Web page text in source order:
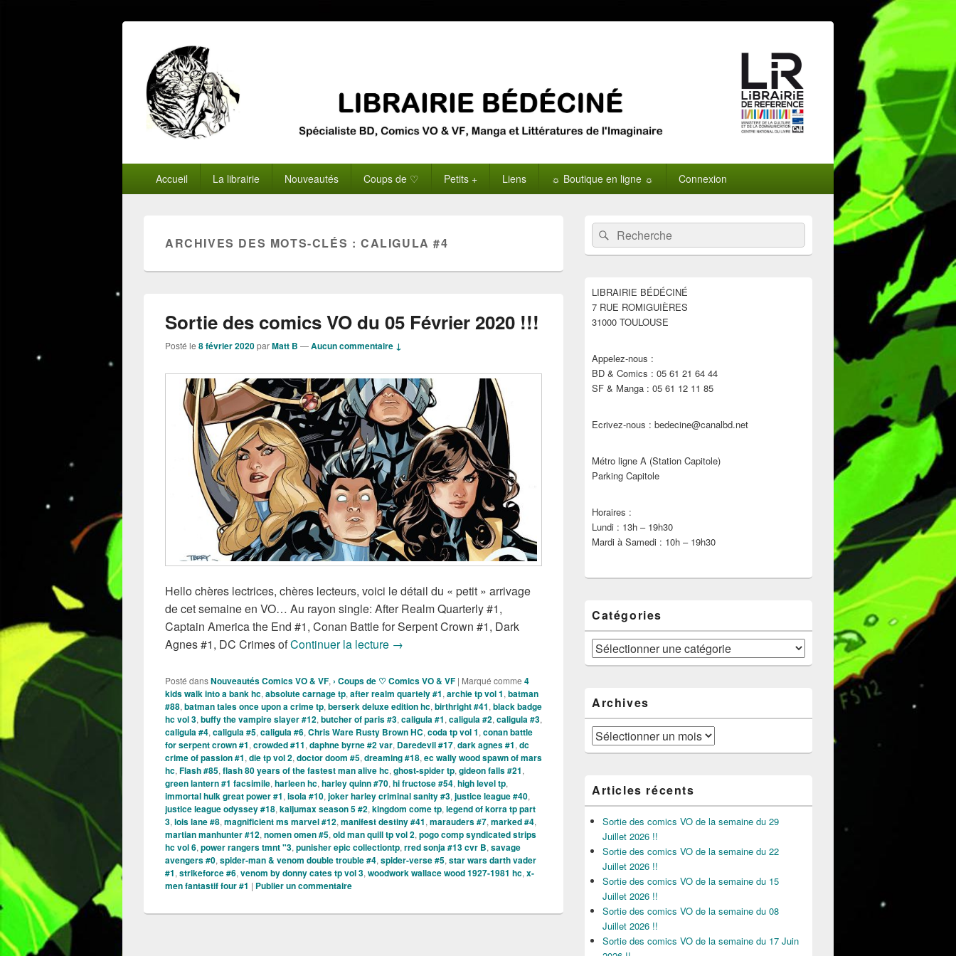
principalAccueil La librairie Nouveautés Coups de ♡ Petits + Liens ☼ Boutique en ligne ☼ Connexion
ARCHIVES DES MOTS-CLÉS :CALIGULA #4
Sortie des comics VO du 05 Février 2020 !!!
Posté le 8 février 2020parMatt B —Aucun commentaire ↓
Hello chères lectrices, chères lecteurs, voici le détail du « petit » arrivage
de cet semaine en VO… Au rayon single: After Realm Quarterly #1,
Captain America the End #1, Conan Battle for Serpent Crown #1, Dark
Agnes #1, DC Crimes ofContinuer la lecture Sortie des comics VO du 05 Février 2020 !!!
→
Posté dansNouveautés Comics VO & VF, › Coups de ♡ Comics VO & VF | Marqué comme 4
kids walk into a bank hc, absolute carnage tp, after realm quartely #1, archie tp vol 1, batman
#88, batman tales once upon a crime tp, berserk deluxe edition hc, birthright #41, black badge
hc vol 3, buffy the vampire slayer #12, butcher of paris #3, caligula #1, caligula #2, caligula #3,
caligula #4, caligula #5, caligula #6, Chris Ware Rusty Brown HC, coda tp vol 1, conan battle
for serpent crown #1, crowded #11, daphne byrne #2 var, Daredevil #17, dark agnes #1, dc
crime of passion #1, die tp vol 2, doctor doom #5, dreaming #18, ec wally wood spawn of mars
hc, Flash #85, flash 80 years of the fastest man alive hc, ghost-spider tp, gideon falls #21,
green lantern #1 facsimile, harleen hc, harley quinn #70, hi fructose #54, high level tp,
immortal hulk great power #1, isola #10, joker harley criminal sanity #3, justice league #40,
justice league odyssey #18, kaijumax season 5 #2, kingdom come tp, legend of korra tp part
3, lois lane #8, magnificient ms marvel #12, manifest destiny #41, marauders #7, marked #4,
martian manhunter #12, nomen omen #5, old man quill tp vol 2, pogo comp syndicated strips
hc vol 6, power rangers tmnt "3, punisher epic collectiontp, rred sonja #13 cvr B, savage
avengers #0, spider-man & venom double trouble #4, spider-verse #5, star wars darth vader
#1, strikeforce #6, venom by donny cates tp vol 3, woodwork wallace wood 1927-1981 hc, x-
men fantastif four #1 | Publier un commentaire
Zone
principale
de
widget
barre
latérale
Recherche :Rechercher
LIBRAIRIE BÉDÉCINÉ
7 RUE ROMIGUIÈRES
31000 TOULOUSE
Appelez-nous :
BD & Comics : 05 61 21 64 44
SF & Manga : 05 61 12 11 85
Ecrivez-nous : bedecine@canalbd.net
Métro ligne A (Station Capitole)
Parking Capitole
Horaires :
Lundi : 13h – 19h30
Mardi à Samedi : 10h – 19h30
Catégories
Catégories
Archives
Archives
Articles récents
Sortie des comics VO de la semaine du 29
Juillet 2026 !!
Sortie des comics VO de la semaine du 22
Juillet 2026 !!
Sortie des comics VO de la semaine du 15
Juillet 2026 !!
Sortie des comics VO de la semaine du 08
Juillet 2026 !!
Sortie des comics VO de la semaine du 17 Juin